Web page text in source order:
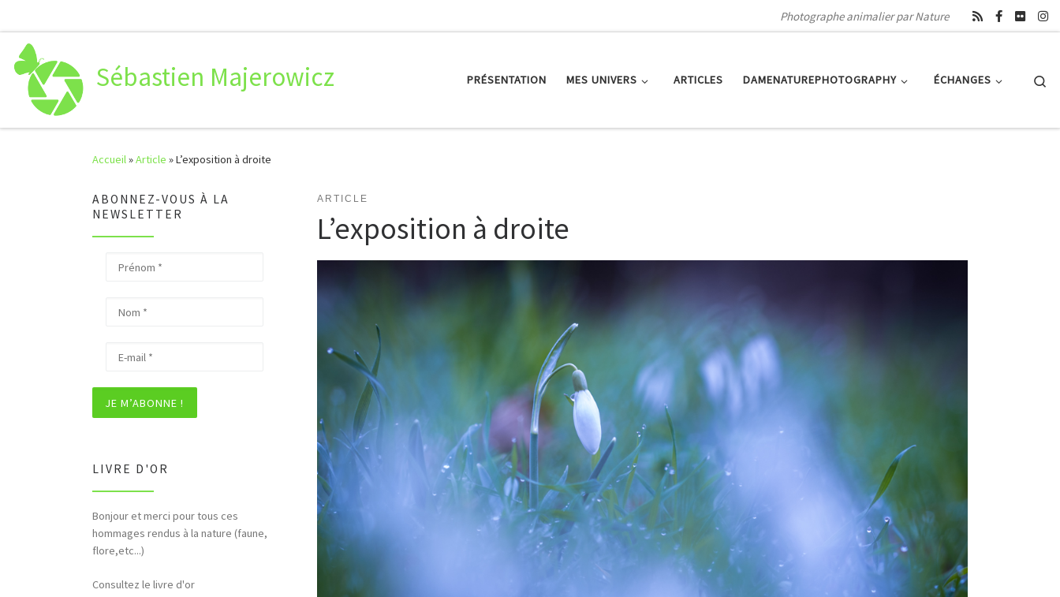
Photographe animalier par Nature
Sébastien Majerowicz PRÉSENTATION MES UNIVERS ARTICLES DAMENATUREPHOTOGRAPHY ÉCHANGES
Accueil»Article »L’exposition à droite
ARTICLE
L’exposition à droite
ABONNEZ-VOUS À LA
NEWSLETTER
LIVRE D'OR
Bonjour et merci pour tous ces
hommages rendus à la nature (faune,
flore,etc...)
Consultez le livre d'or